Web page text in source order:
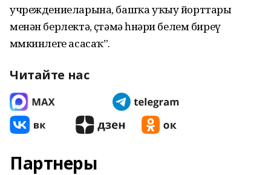
учреждениеларына, башҡа уҡыу йорттары
менән берлектә, өҫтәмә һөнәри белем биреү
мөмкинлеге асасаҡ”.
Читайте нас
Партнеры